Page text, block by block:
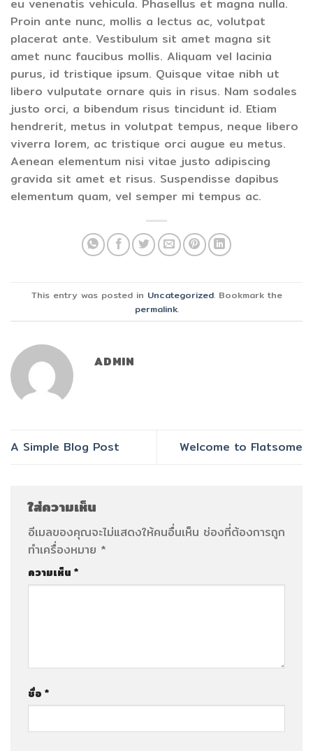
eu venenatis vehicula. Phasellus et magna nulla.
Proin ante nunc, mollis a lectus ac, volutpat
placerat ante. Vestibulum sit amet magna sit
amet nunc faucibus mollis. Aliquam vel lacinia
purus, id tristique ipsum. Quisque vitae nibh ut
libero vulputate ornare quis in risus. Nam sodales
justo orci, a bibendum risus tincidunt id. Etiam
hendrerit, metus in volutpat tempus, neque libero
viverra lorem, ac tristique orci augue eu metus.
Aenean elementum nisi vitae justo adipiscing
gravida sit amet et risus. Suspendisse dapibus
elementum quam, vel semper mi tempus ac.
This entry was posted in Uncategorized. Bookmark the
permalink.
ADMIN
A Simple Blog Post Welcome to Flatsome
ใส่ความเห็น
อีเมลของคุณจะไม่แสดงให้คนอื่นเห็น ช่องที่ต้องการถูก
ทำเครื่องหมาย *
ความเห็น *
ชื่อ *